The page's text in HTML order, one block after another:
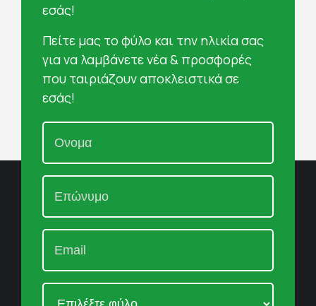
εσάς!
Πείτε μας το φύλο και την ηλικία σας
για να λαμβάνετε νέα & προσφορές
που ταιριάζουν αποκλειστικά σε
εσάς!